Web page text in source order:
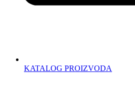
KATALOG PROIZVODA